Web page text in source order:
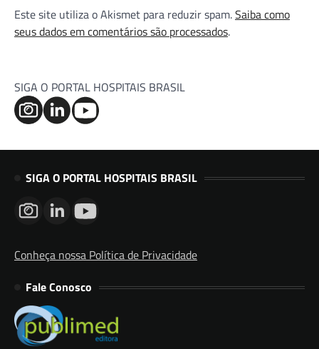
Este site utiliza o Akismet para reduzir spam.Saiba como
seus dados em comentários são processados.
SIGA O PORTAL HOSPITAIS BRASIL
SIGA O PORTAL HOSPITAIS BRASIL
Conheça nossa Política de Privacidade
Fale Conosco